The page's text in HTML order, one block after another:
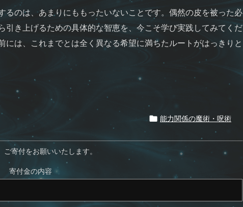
のは、あまりにももったいないことです。偶然の皮を被った必
き上げるための具体的な智恵を、今こそ学び実践してみてくだ
は、これまでとは全く異なる希望に満ちたルートがはっきりと
 能力関係の魔術・呪術
寄付をお願いいたします。
寄付金の内容